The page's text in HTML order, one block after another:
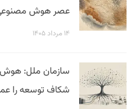
عصر هوش مصنوعی
۱۴ مرداد ۱۴۰۵
سازمان ملل:
شکاف توسعه را